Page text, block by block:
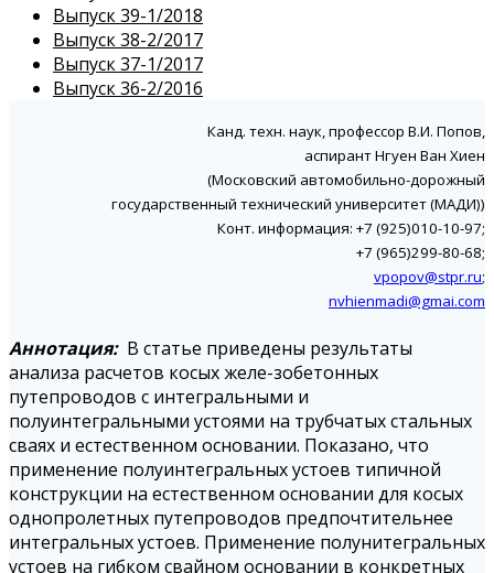
Выпуск 39-1/2018
Выпуск 38-2/2017
Выпуск 37-1/2017
Выпуск 36-2/2016
Канд. техн. наук, профессор В.И. Попов,
аспирант Нгуен Ван Хиен
(Московский автомобильно-дорожный
государственный технический университет (МАДИ))
Конт. информация: +7 (925)010-10-97;
+7 (965)299-80-68;
vpopov@stpr.ru;
nvhienmadi@gmai.com
Аннотация:В статье приведены результаты
анализа расчетов косых желе-зобетонных
путепроводов с интегральными и
полуинтегральными устоями на трубчатых стальных
сваях и естественном основании. Показано, что
применение полуинтегральных устоев типичной
конструкции на естественном основании для косых
однопролетных путепроводов предпочтительнее
интегральных устоев. Применение полунитегральных
устоев на гибком свайном основании в конкретных